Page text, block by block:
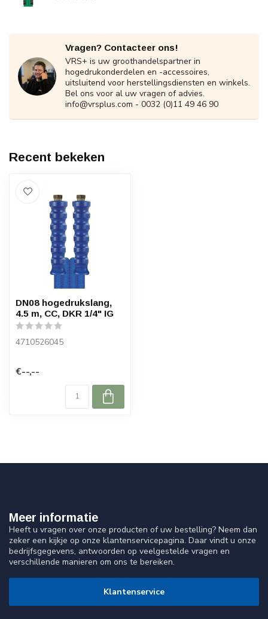
Vragen? Contacteer ons!
VRS+ is uw groothandelspartner in
hogedrukonderdelen en -accessoires,
uitsluitend voor herstellingsdiensten en winkels.
Bel ons voor al uw vragen of advies.
info@vrsplus.com - 0032 (0)11 49 46 90
Recent bekeken
DN08 hogedrukslang,
4.5 m, CC, DKR 1/4" IG
4710526045
€--,--
Meer informatie
Heeft u vragen over onze producten of uw bestelling? Neem dan
zeker een kijkje op onze klantenservicepagina. Daar vindt u onze
bedrijfsgegevens, antwoorden op veelgestelde vragen en
verschillende manieren om ons te bereiken.
Klantenservice